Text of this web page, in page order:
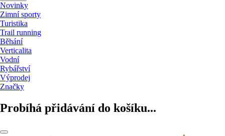
Novinky
Zimní sporty
Turistika
Trail running
Běhání
Verticalita
Vodní
Rybářství
Výprodej
Značky
Probíhá přidávání do košíku...